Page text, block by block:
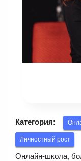
Категория:
Личностный рост
Онлайн-школа,